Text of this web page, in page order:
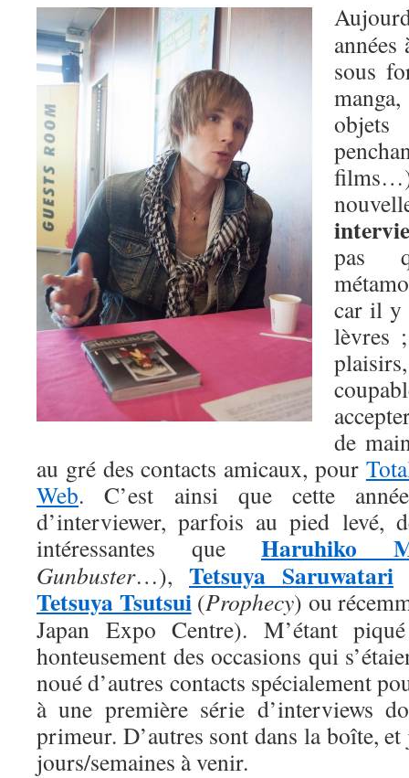
sous
pas
car il y
lèvres
de
au gré des contacts amicaux, pour
Web. C’est ainsi que cette
d’interviewer, parfois au pied levé,
intéressantes que Haruhiko
Gunbuster…), Tetsuya Saruwatari
Tetsuya Tsutsui(Prophecy) ou
Japan Expo Centre). M’étant
honteusement des occasions qui
noué d’autres contacts spécialement
à une première série d’interviews
primeur. D’autres sont dans la boîte,
jours/semaines à venir.